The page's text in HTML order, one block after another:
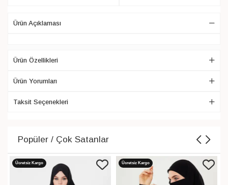
Ürün Açıklaması
Ürün Özellikleri
Ürün Yorumları
Taksit Seçenekleri
Popüler / Çok Satanlar
Ücretsiz Kargo Ücretsiz Kargo